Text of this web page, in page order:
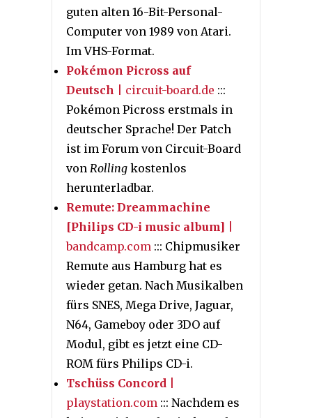
guten alten 16-Bit-Personal-
Computer von 1989 von Atari.
Im VHS-Format.
Pokémon Picross auf
Deutsch | circuit-board.de :::
Pokémon Picross erstmals in
deutscher Sprache! Der Patch
ist im Forum von Circuit-Board
von Rolling kostenlos
herunterladbar.
Remute: Dreammachine
[Philips CD​-​i music album]
bandcamp.com ::: Chipmusiker
Remute aus Hamburg hat es
wieder getan. Nach Musikalben
fürs SNES, Mega Drive, Jaguar,
N64, Gameboy oder 3DO auf
Modul, gibt es jetzt eine CD-
ROM fürs Philips CD-i.
Tschüss Concord
playstation.com ::: Nachdem es